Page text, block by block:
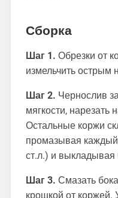
Сборка
Шаг 1. Обрезки от
измельчить острым
Шаг 2. Чернослив
мягкости, нарезать
Остальные коржи
промазывая
ст.л.) и выкладывая
Шаг 3. Смазать
крошкой от коржей.